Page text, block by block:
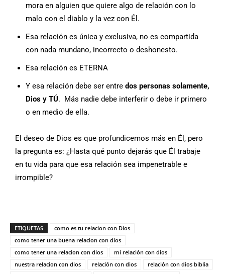
mora en alguien que quiere algo de relación con lo
malo con el diablo y la vez con Él.
Esa relación es única y exclusiva, no es compartida
con nada mundano, incorrecto o deshonesto.
Esa relación es ETERNA
Y esa relación debe ser entre dos personas solamente,
Dios y TÚ. Más nadie debe interferir o debe ir primero
o en medio de ella.
El deseo de Dios es que profundicemos más en Él, pero
la pregunta es: ¿Hasta qué punto dejarás que Él trabaje
en tu vida para que esa relación sea impenetrable e
irrompible?
ETIQUETAS
como es tu relacion con Dios
como tener una buena relacion con dios
como tener una relacion con dios
mi relación con dios
nuestra relacion con dios
relación con dios
relación con dios biblia